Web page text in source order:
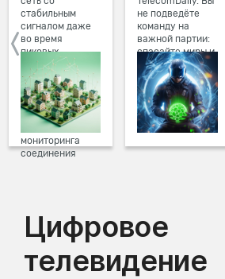
стабильным
сигналом даже
во время
пиковых
нагрузок в
вечернее время.
Мы постоянно
обновляем наше
оборудование в
домах, а система
мониторинга
соединения
не подведёте
команду на
важной партии:
спасайте миры и
побеждайте с
друзьями в
онлайн-играх.
Цифровое
телевидение